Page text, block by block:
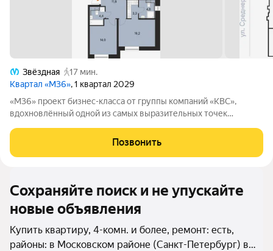
Звёздная
17 мин.
Квартал «М36», 1 квартал 2029
«М36» проект бизнес-класса от группы компаний «КВС»,
вдохновлённый одной из самых выразительных точек
Возничего. В астрономии этот объект символизирует порядок,
точность и уверенность в движении. В
Позвонить
Сохраняйте поиск и не упускайте
новые объявления
Купить квартиру, 4-комн. и более, ремонт: есть,
районы: в Московском районе (Санкт-Петербург) в